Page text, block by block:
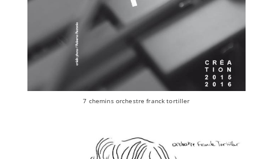
7 chemins orchestre franck tortiller